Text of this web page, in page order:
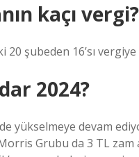
kaçı vergi?
20 şubeden 16’sı
2024?
yükselmeye devam
Grubu da 3 TL